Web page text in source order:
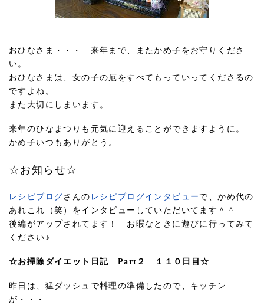
おひなさま・・・ 来年まで、またかめ子をお守りくださ
い。
おひなさまは、女の子の厄をすべてもっていってくださるの
ですよね。
また大切にしまいます。
来年のひなまつりも元気に迎えることができますように。
かめ子いつもありがとう。
☆お知らせ☆
レシピブログさんの レシピブログインタビュー で、かめ代の
あれこれ（笑）をインタビューしていただいてます＾＾
後編がアップされてます！ お暇なときに遊びに行ってみて
ください♪
☆お掃除ダイエット日記 Part２ １１０日目☆
昨日は、猛ダッシュで料理の準備したので、キッチン
が・・・